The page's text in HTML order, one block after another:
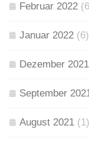
Februar 2022
Januar 2022 (6)
Dezember 2021
September
August 2021 (1)